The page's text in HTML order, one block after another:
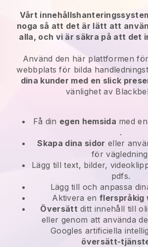
Vårt
noga så att det är lätt att
alla, och vi är säkra på att det
Använd den här plattformen
webbplats för bilda
dina kunder med en slick
vänlighet av
Få din egen hemsida med en
.
Skapa dina sidor eller
för
Lägg till text, bilder,
pdfs.
Lägg till och anpassa
Aktivera enflerspråkig
Översätt ditt innehåll till
eller genom att använda
Googles artificiella
översätt-